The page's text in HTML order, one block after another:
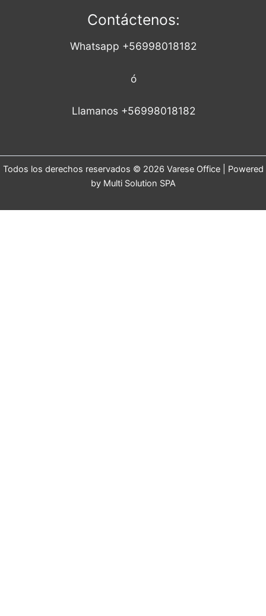
Contáctenos:
Whatsapp +56998018182
ó
Llamanos +56998018182
Todos los derechos reservados © 2026 Varese Office | Powered
by Multi Solution SPA